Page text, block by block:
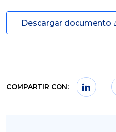
Descargar documento
COMPARTIR CON: